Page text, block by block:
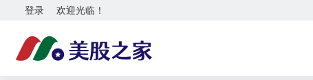
欢迎光临！
登录